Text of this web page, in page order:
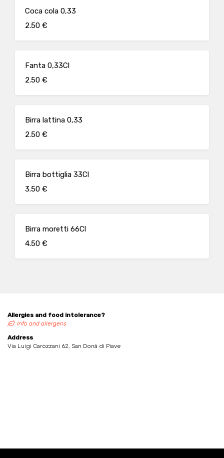
Coca cola 0,33
2.50 €
Fanta 0,33Cl
2.50 €
Birra lattina 0,33
2.50 €
Birra bottiglia 33Cl
3.50 €
Birra moretti 66Cl
4.50 €
Allergies and food intolerance?
Info and allergens
Address
Via Luigi Carozzani 62, San Donà di Piave